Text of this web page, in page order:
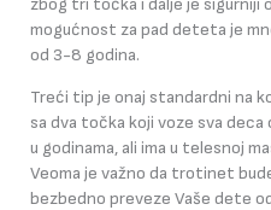
mogućnost za pad deteta je
od 3-8 godina.
Treći tip je onaj standardni na
sa dva točka koji voze sva deca
u godinama, ali ima u telesnoj
Veoma je važno da trotinet
bezbedno preveze Vaše dete